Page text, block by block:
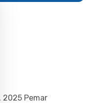
Pemar